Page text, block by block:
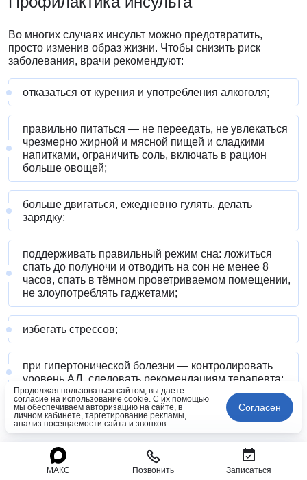
Во многих случаях инсульт можно предотвратить,
просто изменив образ жизни. Чтобы снизить риск
заболевания, врачи рекомендуют:
отказаться от курения и употребления алкоголя;
правильно питаться — не переедать, не увлекаться
чрезмерно жирной и мясной пищей и сладкими
напитками, ограничить соль, включать в рацион
больше овощей;
больше двигаться, ежедневно гулять, делать
зарядку;
поддерживать правильный режим сна: ложиться
спать до полуночи и отводить на сон не менее 8
часов, спать в тёмном проветриваемом помещении,
не злоупотреблять гаджетами;
избегать стрессов;
при гипертонической болезни — контролировать
уровень АД, следовать рекомендациям терапевта;
контролировать свой вес.
Ежегодное профобследование поможет вовремя
обнаружить и скорректировать повышение уровня
МАКС Позвонить Записаться
Продолжая пользоваться сайтом, вы даете
согласие на использование cookie. С их помощью
мы обеспечиваем авторизацию на сайте, в
личном кабинете, таргетирование рекламы,
анализ посещаемости сайта и звонков.
Согласен